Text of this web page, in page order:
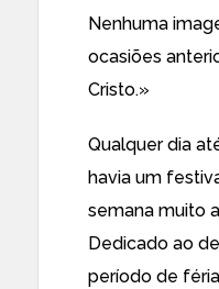
Nenhuma
ocasiões
Cristo.»
Qualquer dia
havia um
semana muito
Dedicado ao
período de